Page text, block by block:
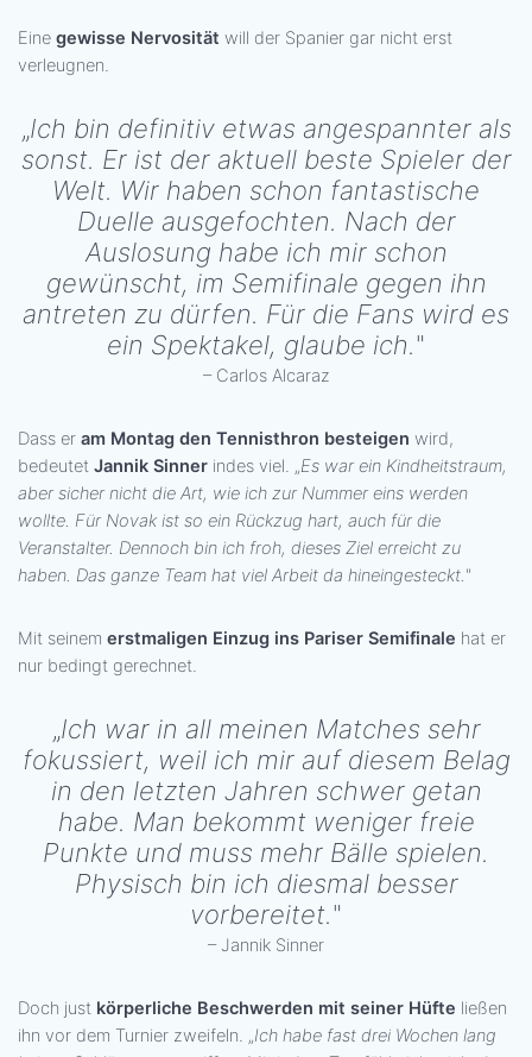
Eine gewisse Nervosität will der Spanier gar nicht erst
verleugnen.
„Ich bin definitiv etwas angespannter als
sonst. Er ist der aktuell beste Spieler der
Welt. Wir haben schon fantastische
Duelle ausgefochten. Nach der
Auslosung habe ich mir schon
gewünscht, im Semifinale gegen ihn
antreten zu dürfen. Für die Fans wird es
ein Spektakel, glaube ich."
– Carlos Alcaraz
Dass er am Montag den Tennisthron besteigen wird,
bedeutet Jannik Sinner indes viel. „Es war ein Kindheitstraum,
aber sicher nicht die Art, wie ich zur Nummer eins werden
wollte. Für Novak ist so ein Rückzug hart, auch für die
Veranstalter. Dennoch bin ich froh, dieses Ziel erreicht zu
haben. Das ganze Team hat viel Arbeit da hineingesteckt."
Mit seinem erstmaligen Einzug ins Pariser Semifinale hat er
nur bedingt gerechnet.
„Ich war in all meinen Matches sehr
fokussiert, weil ich mir auf diesem Belag
in den letzten Jahren schwer getan
habe. Man bekommt weniger freie
Punkte und muss mehr Bälle spielen.
Physisch bin ich diesmal besser
vorbereitet."
– Jannik Sinner
Doch just körperliche Beschwerden mit seiner Hüfte ließen
ihn vor dem Turnier zweifeln. „Ich habe fast drei Wochen lang